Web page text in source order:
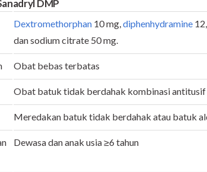
DMP
Dextromethorphan 10 mg,diphenhydramine
dan sodium citrate 50 mg.
Obat bebas terbatas
Obat batuk tidak berdahak kombinasi antitusif
Meredakan batuk tidak berdahak atau batuk
Dewasa dan anak usia≥6 tahun